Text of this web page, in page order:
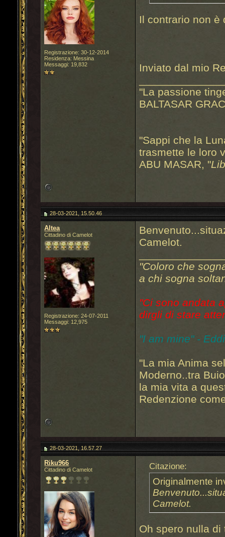
Registrazione: 30-12-2014
Residenza: Messina
Messaggi: 19,832
Il contrario non
Inviato dal mio
"La passione
BALTASAR
"Sappi che la
trasmette le loro
ABU MASAR, "
28-03-2021, 15.50.46
Altea
Cittadino di Camelot
Registrazione: 24-07-2011
Messaggi: 12,975
Camelot.
"Coloro che
a chi sogna
"Ci sono andata
dirgli di stare
"I am mine" -
"La mia Anima
Moderno..tra
la mia vita a
Redenzione
28-03-2021, 16.57.27
Riku966
Cittadino di Camelot Citazione:
Originalmente
Camelot.
Oh spero nulla di